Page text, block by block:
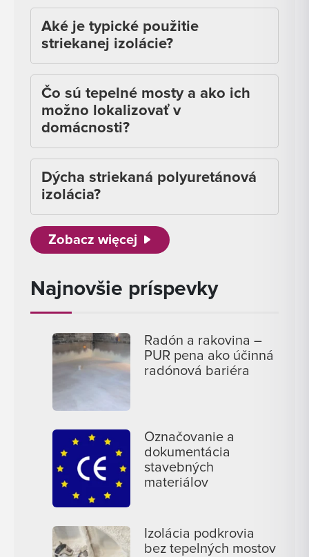
Aké je typické použitie
striekanej izolácie?
Čo sú tepelné mosty a ako ich
možno lokalizovať v
domácnosti?
Dýcha striekaná polyuretánová
izolácia?
Zobacz więcej
Najnovšie príspevky
Radón a rakovina –
PUR pena ako účinná
radónová bariéra
Označovanie a
dokumentácia
stavebných
materiálov
Izolácia podkrovia
bez tepelných mostov